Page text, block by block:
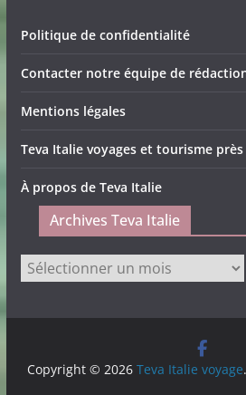
Politique de confidentialité
Contacter notre équipe de
Mentions légales
Teva Italie voyages et tourisme
À propos de Teva Italie
Archives Teva Italie
Archives
Teva
Copyright © 2026Teva Italie voyage